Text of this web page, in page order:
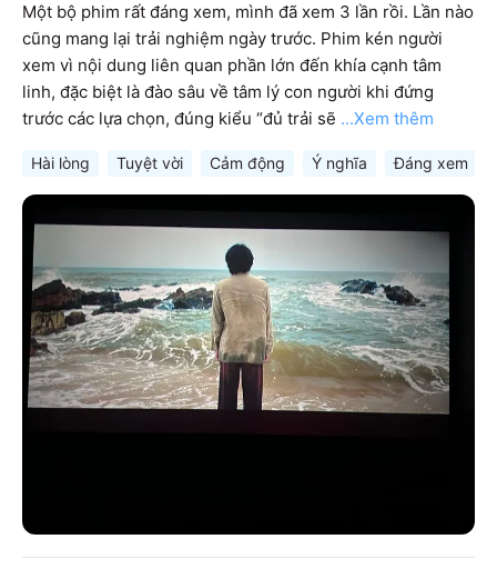
Một bộ phim rất đáng xem, mình đã xem 3 lần rồi. Lần nào
cũng mang lại trải nghiệm ngày trước. Phim kén người
xem vì nội dung liên quan phần lớn đến khía cạnh tâm
linh, đặc biệt là đào sâu về tâm lý con người khi đứng
trước các lựa chọn, đúng kiểu “đủ trải sẽ ...Xem thêm
Hài lòng Tuyệt vời Cảm động Ý nghĩa Đáng xem